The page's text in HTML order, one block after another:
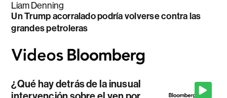
Liam Denning
Un Trump acorralado podría volverse contra las
grandes petroleras
¿Qué hay detrás de la inusual